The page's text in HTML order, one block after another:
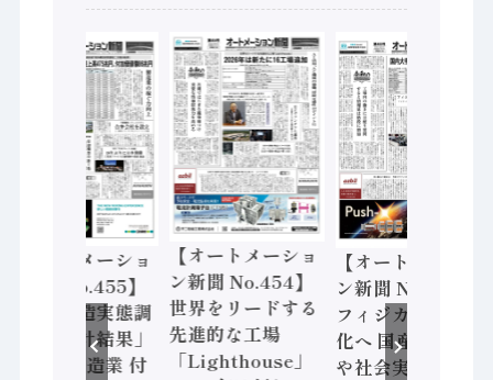
オートメーショ
新聞 No.455】
経済構造実態調
二次集計結果」
年製造業 付
【オートメーショ
ン新聞 No.454】
世界をリードする
先進的な工場
「Lighthouse」
【オートメーショ
ン新聞 No.453】
フィジカルAI本格
化へ 国産AI開発
や社会実装に活発